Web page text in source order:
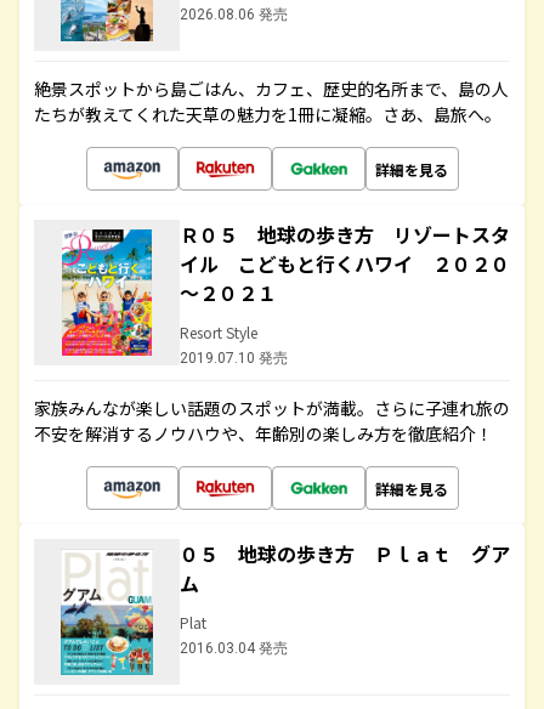
2026.08.06 発売
絶景スポットから島ごはん、カフェ、歴史的名所まで、島の人
たちが教えてくれた天草の魅力を1冊に凝縮。さあ、島旅へ。
詳細を見る
Ｒ０５ 地球の歩き方 リゾートスタ
イル こどもと行くハワイ ２０２０
～２０２１
Resort Style
2019.07.10 発売
家族みんなが楽しい話題のスポットが満載。さらに子連れ旅の
不安を解消するノウハウや、年齢別の楽しみ方を徹底紹介！
詳細を見る
０５ 地球の歩き方 Ｐｌａｔ グア
ム
Plat
2016.03.04 発売